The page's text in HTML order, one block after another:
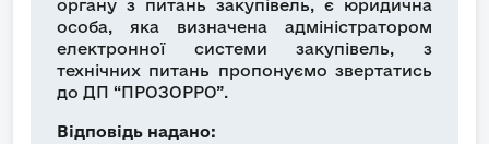
органу з питань закупівель, є юридична
особа, яка визначена адміністратором
електронної системи закупівель, з
технічних питань пропонуємо звертатись
до ДП “ПРОЗОРРО”.
Відповідь надано: